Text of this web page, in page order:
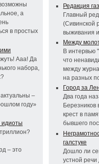
а
в простых
Ааа! Да
набора,
–
году»
идиоты
– это
Редакция
Главный
(Сивинской
выживания
Между
В интервью
что
между
на разных
Город за
Два года
Березников
крест в
бывшего
галстуке
Дошло ли
устной речи